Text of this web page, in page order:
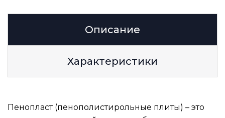
Описание
Характеристики
Пенопласт (пенополистирольные плиты) – это